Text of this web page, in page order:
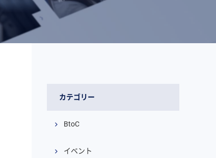
カテゴリー
BtoC
イベント